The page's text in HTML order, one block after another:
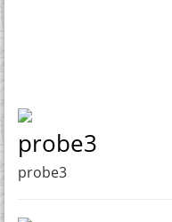
probe3
probe3